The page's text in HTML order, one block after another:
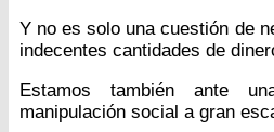
Y no es solo una cuestión de
indecentes cantidades de
Estamos también ante
manipulación social a gran